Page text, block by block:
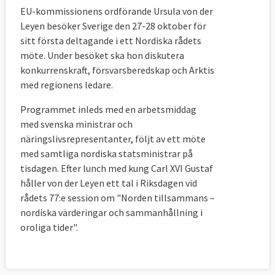
EU-kommissionens ordförande Ursula von der
Leyen besöker Sverige den 27-28 oktober för
sitt första deltagande i ett Nordiska rådets
möte. Under besöket ska hon diskutera
konkurrenskraft, försvarsberedskap och Arktis
med regionens ledare.
Programmet inleds med en arbetsmiddag
med svenska ministrar och
näringslivsrepresentanter, följt av ett möte
med samtliga nordiska statsministrar på
tisdagen. Efter lunch med kung Carl XVI Gustaf
håller von der Leyen ett tal i Riksdagen vid
rådets 77:e session om "Norden tillsammans –
nordiska värderingar och sammanhållning i
oroliga tider".